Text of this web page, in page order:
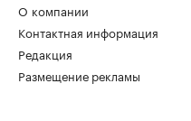
О компании
Контактная информация
Редакция
Размещение рекламы